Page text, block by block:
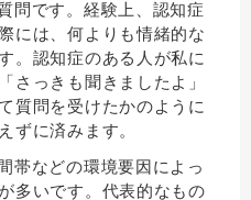
問です。経験上、認知症
には、何よりも情緒的な
。認知症のある人が私に
さっきも聞きましたよ」
質問を受けたかのように
ずに済みます。
帯などの環境要因によっ
多いです。代表的なもの